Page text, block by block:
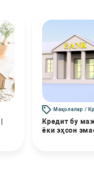
Мақолалар /
Кредит бу
ёки эҳсон